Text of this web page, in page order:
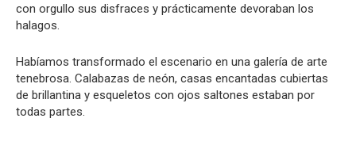
con orgullo sus disfraces y prácticamente devoraban los
halagos.
Habíamos transformado el escenario en una galería de arte
tenebrosa. Calabazas de neón, casas encantadas cubiertas
de brillantina y esqueletos con ojos saltones estaban por
todas partes.